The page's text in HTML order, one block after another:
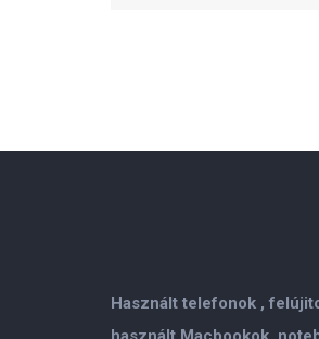
Használt telefonok ,